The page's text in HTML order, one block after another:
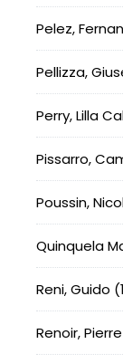
Pelez,
Pellizza,
Perry, Lilla
Pissarro,
Poussin,
Quinquela
Reni, Guido
Renoir,